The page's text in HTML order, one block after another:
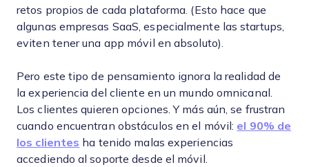
retos propios de cada plataforma. (Esto hace que
algunas empresas SaaS, especialmente las startups,
eviten tener una app móvil en absoluto).
Pero este tipo de pensamiento ignora la realidad de
la experiencia del cliente en un mundo omnicanal.
Los clientes quieren opciones. Y más aún, se frustran
cuando encuentran obstáculos en el móvil: el 90% de
los clientes ha tenido malas experiencias
accediendo al soporte desde el móvil.